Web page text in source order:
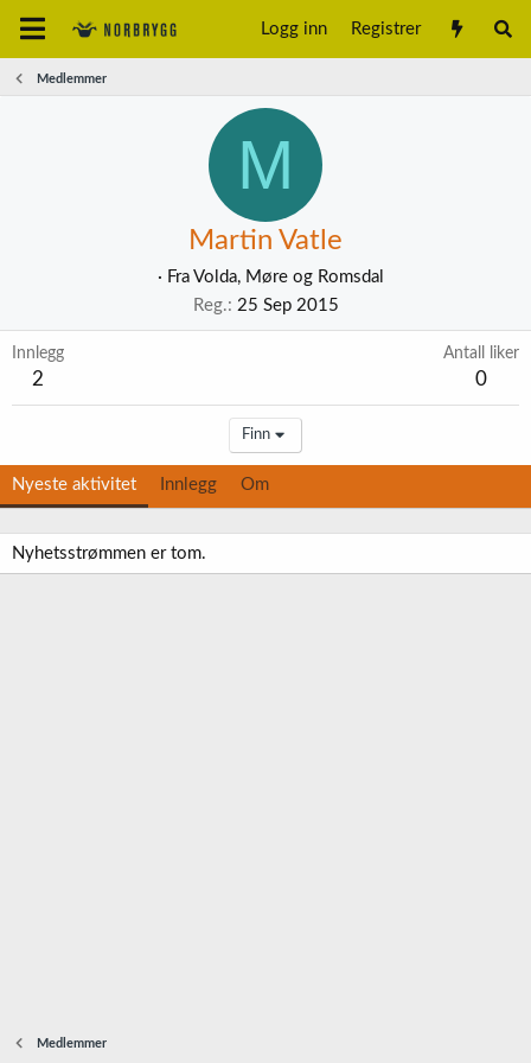
Logg inn Registrer
Medlemmer
M
Martin Vatle
· Fra Volda, Møre og Romsdal
Reg. 25 Sep 2015
Innlegg
2
Antall liker
0
Finn
Nyeste aktivitet Innlegg Om
Nyhetsstrømmen er tom.
Medlemmer